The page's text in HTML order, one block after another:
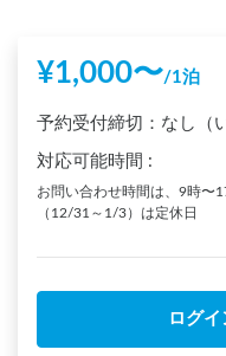
¥1,000〜/1泊
予約受付締切： なし（
対応可能時間 :
お問い合わせ時間は、9時〜
（12/31～1/3）は定休日
ログ